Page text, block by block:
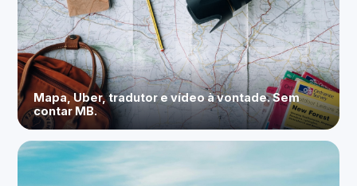
Mapa, Uber, tradutor e vídeo à vontade. Sem
contar MB.